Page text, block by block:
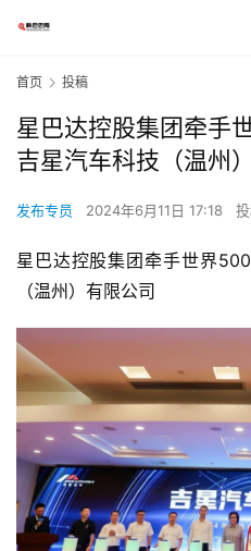
首页 投稿
星巴达控股集团牵手
吉星汽车科技（温州
发布专员 2024年6月11日 17:18
星巴达控股集团牵手世界
（温州）有限公司